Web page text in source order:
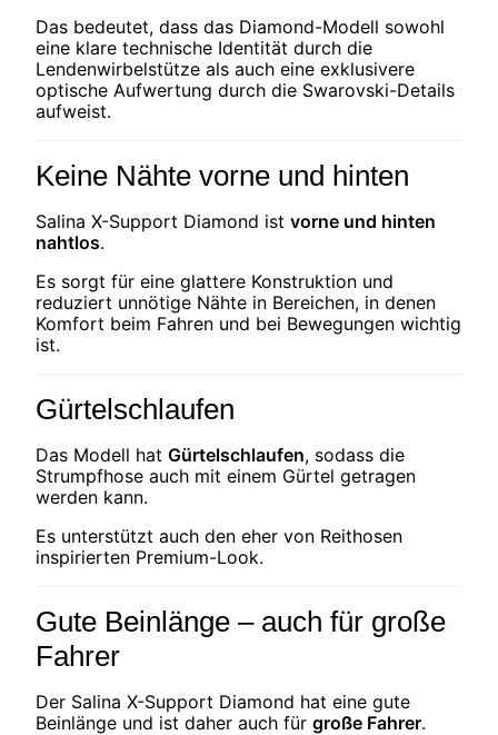
Das bedeutet, dass das Diamond-Modell sowohl
eine klare technische Identität durch die
Lendenwirbelstütze als auch eine exklusivere
optische Aufwertung durch die Swarovski-Details
aufweist.
Keine Nähte vorne und hinten
Salina X-Support Diamond ist vorne und hinten
nahtlos.
Es sorgt für eine glattere Konstruktion und
reduziert unnötige Nähte in Bereichen, in denen
Komfort beim Fahren und bei Bewegungen wichtig
ist.
Gürtelschlaufen
Das Modell hat Gürtelschlaufen, sodass die
Strumpfhose auch mit einem Gürtel getragen
werden kann.
Es unterstützt auch den eher von Reithosen
inspirierten Premium-Look.
Gute Beinlänge – auch für große
Fahrer
Der Salina X-Support Diamond hat eine gute
Beinlänge und ist daher auch für große Fahrer.